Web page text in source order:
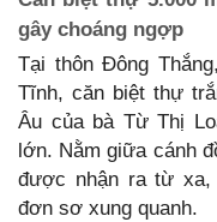
gây choáng ngợp
Tại thôn Đông
Tĩnh, căn biệt thự
Âu của bà Từ Thị
lớn. Nằm giữa cánh
được nhận ra từ xa,
đơn sơ xung quanh.